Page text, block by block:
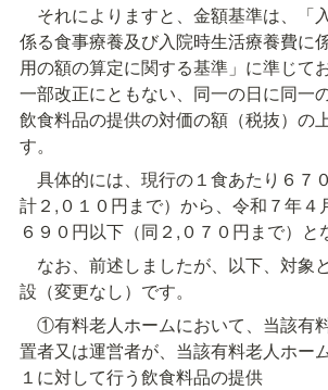
それによりますと、金額基準は、「
係る食事療養及び入院時生活療養費に
用の額の算定に関する基準」に準じて
一部改正にともない、同一の日に同一
飲食料品の提供の対価の額（税抜）の
す。
具体的には、現行の１食あたり６７
計２,０１０円まで）から、令和７年４
６９０円以下（同２,０７０円まで）と
なお、前述しましたが、以下、対象
設（変更なし）です。
①有料老人ホームにおいて、当該有
置者又は運営者が、当該有料老人ホー
１に対して行う飲食料品の提供